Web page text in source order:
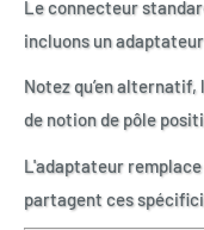
Le connecteur
incluons un
Notez qu’en alternatif,
de notion de pôle
L'adaptateur
partagent ces